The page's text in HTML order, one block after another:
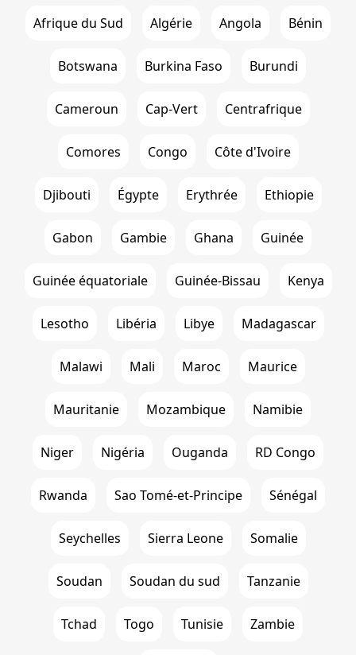
Afrique du Sud Algérie Angola Bénin
Botswana Burkina Faso Burundi
Cameroun Cap-Vert Centrafrique
Comores Congo Côte d'Ivoire
Djibouti Égypte Erythrée Ethiopie
Gabon Gambie Ghana Guinée
Guinée équatoriale Guinée-Bissau Kenya
Lesotho Libéria Libye Madagascar
Malawi Mali Maroc Maurice
Mauritanie Mozambique Namibie
Niger Nigéria Ouganda RD Congo
Rwanda Sao Tomé-et-Principe Sénégal
Seychelles Sierra Leone Somalie
Soudan Soudan du sud Tanzanie
Tchad Togo Tunisie Zambie